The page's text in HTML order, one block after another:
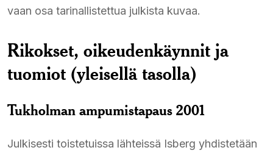
vaan osa tarinallistettua julkista kuvaa.
Rikokset, oikeudenkäynnit ja
tuomiot (yleisellä tasolla)
Tukholman ampumistapaus 2001
Julkisesti toistetuissa lähteissä Isberg yhdistetään